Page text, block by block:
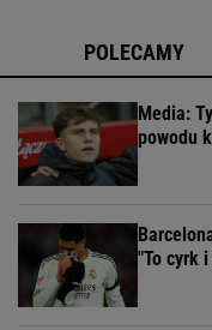
POLECAMY
Media:
powodu
"To cyrk